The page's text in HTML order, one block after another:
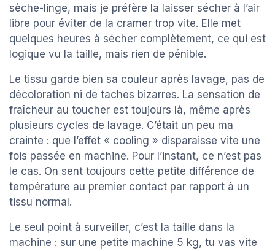
sèche-linge, mais je préfère la laisser sécher à l’air
libre pour éviter de la cramer trop vite. Elle met
quelques heures à sécher complètement, ce qui est
logique vu la taille, mais rien de pénible.
Le tissu garde bien sa couleur après lavage, pas de
décoloration ni de taches bizarres. La sensation de
fraîcheur au toucher est toujours là, même après
plusieurs cycles de lavage. C’était un peu ma
crainte : que l’effet « cooling » disparaisse vite une
fois passée en machine. Pour l’instant, ce n’est pas
le cas. On sent toujours cette petite différence de
température au premier contact par rapport à un
tissu normal.
Le seul point à surveiller, c’est la taille dans la
machine : sur une petite machine 5 kg, tu vas vite